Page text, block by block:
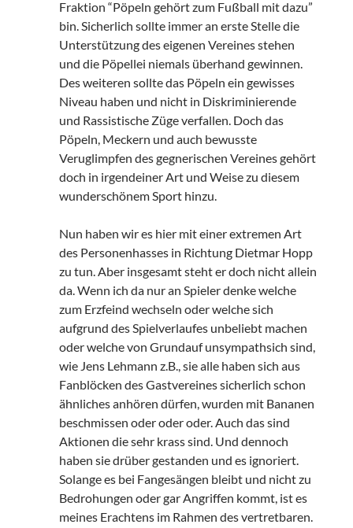
Fraktion “Pöpeln gehört zum Fußball mit dazu”
bin. Sicherlich sollte immer an erste Stelle die
Unterstützung des eigenen Vereines stehen
und die Pöpellei niemals überhand gewinnen.
Des weiteren sollte das Pöpeln ein gewisses
Niveau haben und nicht in Diskriminierende
und Rassistische Züge verfallen. Doch das
Pöpeln, Meckern und auch bewusste
Veruglimpfen des gegnerischen Vereines gehört
doch in irgendeiner Art und Weise zu diesem
wunderschönem Sport hinzu.
Nun haben wir es hier mit einer extremen Art
des Personenhasses in Richtung Dietmar Hopp
zu tun. Aber insgesamt steht er doch nicht allein
da. Wenn ich da nur an Spieler denke welche
zum Erzfeind wechseln oder welche sich
aufgrund des Spielverlaufes unbeliebt machen
oder welche von Grundauf unsympathsich sind,
wie Jens Lehmann z.B., sie alle haben sich aus
Fanblöcken des Gastvereines sicherlich schon
ähnliches anhören dürfen, wurden mit Bananen
beschmissen oder oder oder. Auch das sind
Aktionen die sehr krass sind. Und dennoch
haben sie drüber gestanden und es ignoriert.
Solange es bei Fangesängen bleibt und nicht zu
Bedrohungen oder gar Angriffen kommt, ist es
meines Erachtens im Rahmen des vertretbaren.